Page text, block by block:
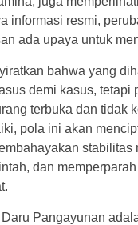
informasi resmi,
ada upaya untuk
bahwa yang
demi kasus, tetapi
terbuka dan tidak
pola ini akan
stabilitas
dan
Pangayunan